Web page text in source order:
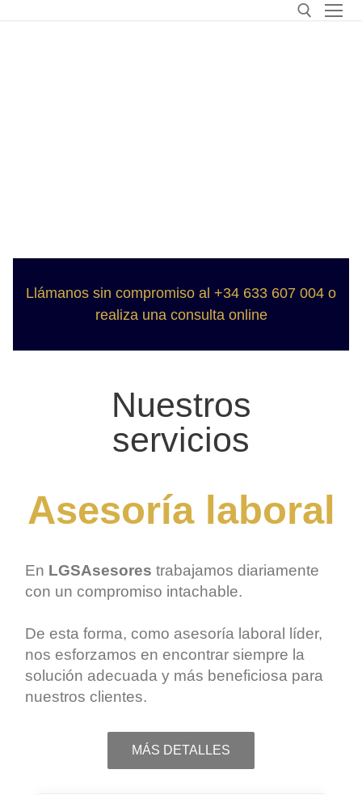
Llámanos sin compromiso al +34 633 607 004 o
realiza una consulta online
Nuestros
servicios
Asesoría laboral
En LGSAsesores trabajamos diariamente
con un compromiso intachable.
De esta forma, como asesoría laboral
líder,
nos esforzamos en encontrar siempre la
solución adecuada y más beneficiosa para
nuestros clientes.
MÁS DETALLES